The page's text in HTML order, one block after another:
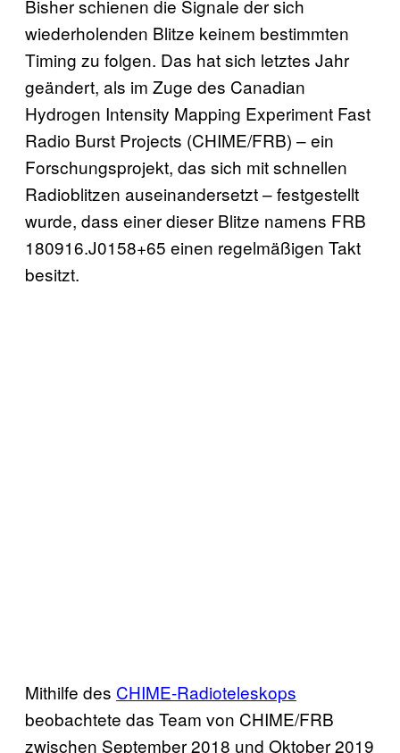
Bisher schienen die Signale der sich
wiederholenden Blitze keinem bestimmten
Timing zu folgen. Das hat sich letztes Jahr
geändert, als im Zuge des Canadian
Hydrogen Intensity Mapping Experiment Fast
Radio Burst Projects (CHIME/FRB) – ein
Forschungsprojekt, das sich mit schnellen
Radioblitzen auseinandersetzt – festgestellt
wurde, dass einer dieser Blitze namens FRB
180916.J0158+65 einen regelmäßigen Takt
besitzt.
Mithilfe des CHIME-Radioteleskops
beobachtete das Team von CHIME/FRB
zwischen September 2018 und Oktober 2019